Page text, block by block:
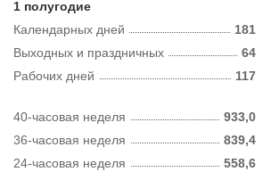
1 полугодие
Календарных дней
181
Рабочих дней 117
Выходных и праздничных 64
40-часовая неделя
933,0
36-часовая неделя
839,4
24-часовая неделя
558,6